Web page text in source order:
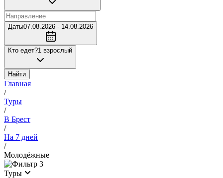
Даты07.08.2026 - 14.08.2026
Кто едет?1 взрослый
Найти
Главная
/
Туры
/
В Брест
/
На 7 дней
/
Молодёжные
3
Туры